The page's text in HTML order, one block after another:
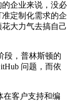
企业来说，没必
定制化需求的企
大力气去搞自己
，普林斯顿的
问题，而依
客户支持和编